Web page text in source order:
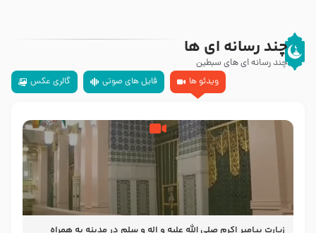
چند رسانه ای ها
چند رسانه ای های سبطین
ویدئو ها
فایل های صوتی گالری عکس
زیارت پیامبر اکرم صلی الله علیه و اله و سلم در مدینه به همراه